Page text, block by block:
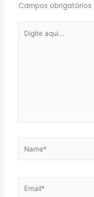
Campos
aqui...